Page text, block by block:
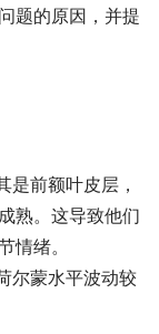
题的原因，并提
前额叶皮层，
熟。这导致他们
情绪。
尔蒙水平波动较